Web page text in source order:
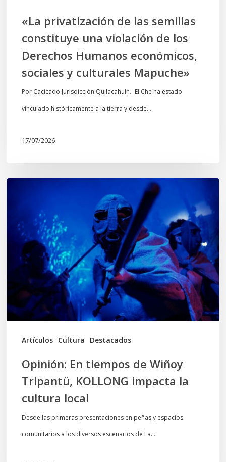
Humanos
económicos,
sociales
culturales
Mapuche»
«La privatización de las semillas
constituye una violación de los
Derechos Humanos económicos,
sociales y culturales Mapuche»
Por Cacicado Jurisdicción Quilacahuín.- El Che ha estado
vinculado históricamente a la tierra y desde…
17/07/2026
Artículos Cultura Destacados
tiempos
Wiñoy
Tripantü,
KOLLONG
impacta
la
cultura
Opinión: En tiempos de Wiñoy
Tripantü, KOLLONG impacta la
cultura local
Desde las primeras presentaciones en peñas y espacios
comunitarios a los diversos escenarios de La…